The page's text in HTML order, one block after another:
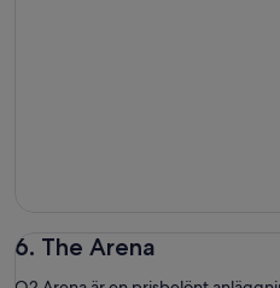
6. The Arena